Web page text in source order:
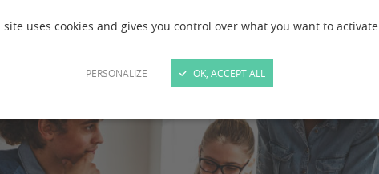
site uses cookies and gives you control over what you want to activate.
PERSONALIZE OK, ACCEPT ALL